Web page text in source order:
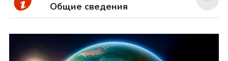
Общие сведения